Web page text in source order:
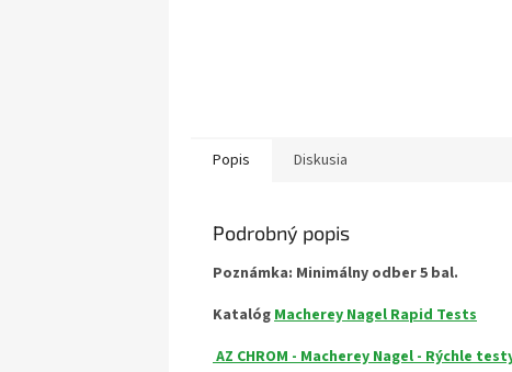
Popis Diskusia
Podrobný popis
Poznámka: Minimálny odber 5 bal.
KatalógMacherey Nagel Rapid Tests
AZ CHROM - Macherey Nagel - Rýchle